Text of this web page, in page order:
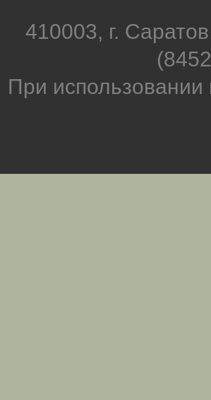
410003, г.
При